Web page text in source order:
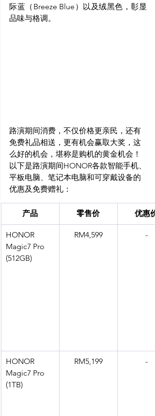
际蓝（ Breeze Blue）以及绒黑色，彰显
品味与格调。
路演期间消费，不仅价格更亲民，还有
免费礼品相送，更有机会赢取大奖，这
么好的机会，堪称是购机的黄金机会！
以下是路演期间HONOR各款智能手机、
平板电脑、笔记本电脑和可穿戴设备的
优惠及免费赠礼：
产品 零售价 优惠价
HONOR
Magic7 Pro
(512GB)
RM4,599 -
HONOR
Magic7 Pro
(1TB)
RM5,199 -